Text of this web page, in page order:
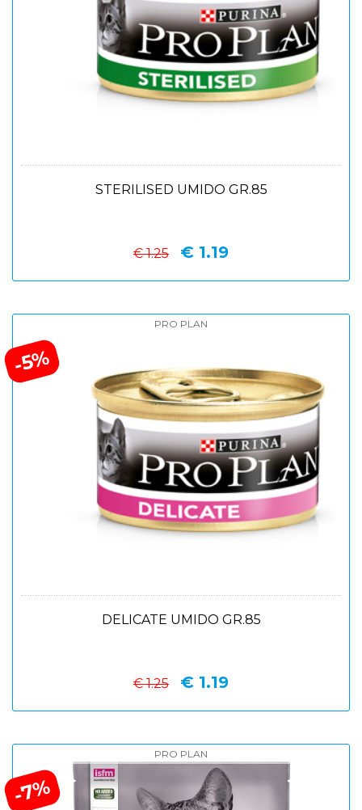
STERILISED UMIDO GR.85
€ 1.25 € 1.19
-5%
PRO PLAN
DELICATE UMIDO GR.85
€ 1.25 € 1.19
-7%
PRO PLAN